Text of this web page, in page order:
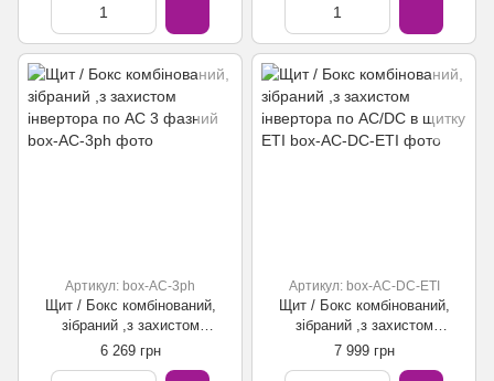
Артикул: box-AC-3ph
Щит / Бокс комбінований,
зібраний ,з захистом
інвертора по АС 3 фазний
6 269 грн
Артикул: box-AC-DC-ETI
Щит / Бокс комбінований,
зібраний ,з захистом
інвертора по АС/DC в щитку
7 999 грн